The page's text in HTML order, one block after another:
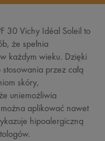
30 Vichy Idéal Soleil to
że spełnia
każdym wieku. Dzięki
przez całą
skóry,
uniemożliwia
aplikować nawet
hipoalergiczną